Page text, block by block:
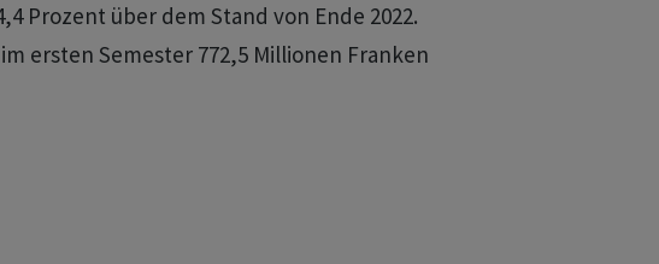
Prozent über dem Stand von Ende 2022.
ersten Semester 772,5 Millionen Franken